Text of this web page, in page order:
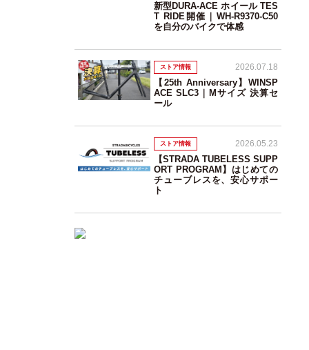
新型DURA-ACE ホイール TES
T RIDE開催｜WH-R9370-C50
を自分のバイクで体感
ストア情報 2026.07.18
【25th Anniversary】WINSP
ACE SLC3｜Mサイズ 決算セ
ール
ストア情報 2026.05.23
【STRADA TUBELESS SUPP
ORT PROGRAM】はじめての
チューブレスを、安心サポー
ト